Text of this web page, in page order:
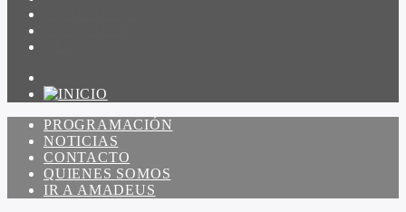
PROGRAMACIÓN
NOTICIAS
CONTACTO
QUIENES SOMOS
IR A AMADEUS